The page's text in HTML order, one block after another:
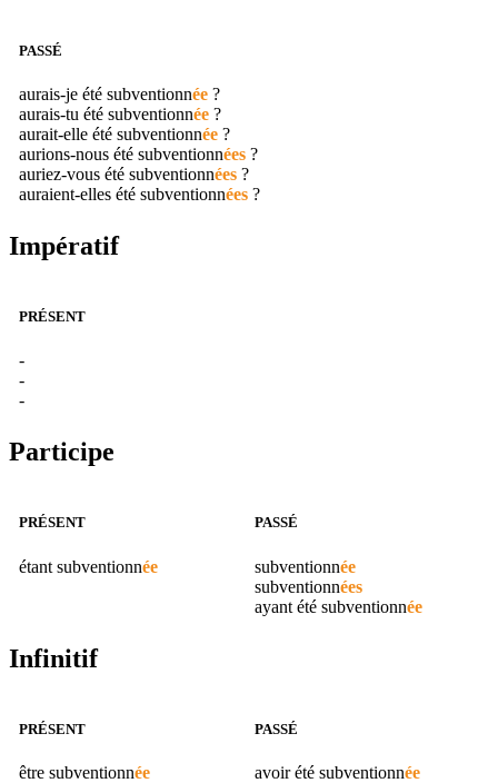
PASSÉ
aurais-je été subventionnée ?
aurais-tu été subventionnée ?
aurait-elle été subventionnée ?
aurions-nous été subventionnées ?
auriez-vous été subventionnées ?
auraient-elles été subventionnées ?
Impératif
PRÉSENT
-
-
-
Participe
PRÉSENT
étant subventionnée
PASSÉ
subventionnée
subventionnées
ayant été subventionnée
Infinitif
PRÉSENT
être subventionnée
PASSÉ
avoir été subventionnée